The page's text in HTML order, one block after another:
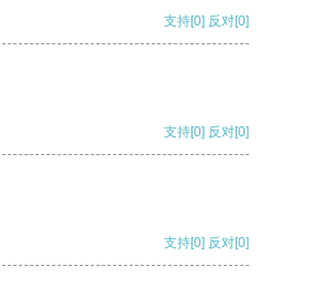
支持[0] 反对[0]
支持[0] 反对[0]
支持[0] 反对[0]